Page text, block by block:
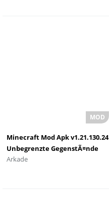
Minecraft Mod Apk v1.21.130.24
Unbegrenzte GegenstÃ¤nde
Arkade